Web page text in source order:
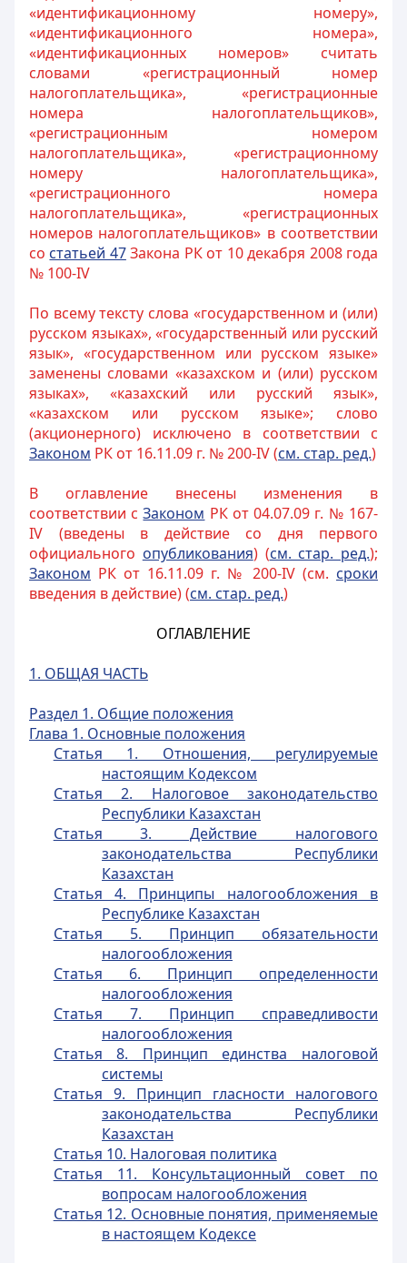
«идентификационному номеру»,
«идентификационного номера»,
«идентификационных номеров» считать
словами «регистрационный номер
налогоплательщика», «регистрационные
номера налогоплательщиков»,
«регистрационным номером
налогоплательщика», «регистрационному
номеру налогоплательщика»,
«регистрационного номера
налогоплательщика», «регистрационных
номеров налогоплательщиков» в соответствии
со статьей 47Закона РК от 10 декабря 2008 года
№ 100-IV
По всему тексту слова «государственном и (или)
русском языках», «государственный или русский
язык», «государственном или русском языке»
заменены словами «казахском и (или) русском
языках», «казахский или русский язык»,
«казахском или русском языке»; слово
(акционерного) исключено в соответствии с
Законом РК от 16.11.09 г. № 200-IV (см. стар. ред.)
В оглавление внесены изменения в
соответствии сЗаконом РК от 04.07.09 г. № 167-
IV (введены в действие со дня первого
официального опубликования) (см. стар. ред.);
Законом РК от 16.11.09 г. № 200-IV (см. сроки
введения в действие) (см. стар. ред.)
ОГЛАВЛЕНИЕ
1. ОБЩАЯ ЧАСТЬ
Раздел 1. Общие положения
Глава 1. Основные положения
Статья 1. Отношения, регулируемые
настоящим Кодексом
Статья 2. Налоговое законодательство
Республики Казахстан
Статья 3. Действие налогового
законодательства Республики
Казахстан
Статья 4. Принципы налогообложения в
Республике Казахстан
Статья 5. Принцип обязательности
налогообложения
Статья 6. Принцип определенности
налогообложения
Статья 7. Принцип справедливости
налогообложения
Статья 8. Принцип единства налоговой
системы
Статья 9. Принцип гласности налогового
законодательства Республики
Казахстан
Статья 10. Налоговая политика
Статья 11. Консультационный совет по
вопросам налогообложения
Статья 12. Основные понятия, применяемые
в настоящем Кодексе